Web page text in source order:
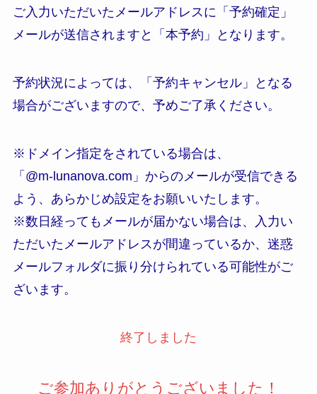
ご入力いただいたメールアドレスに「予約確定」
メールが送信されますと「本予約」となります。
予約状況によっては、「予約キャンセル」となる
場合がございますので、予めご了承ください。
※ドメイン指定をされている場合は、
「@m-lunanova.com」からのメールが受信できる
よう、あらかじめ設定をお願いいたします。
※数日経ってもメールが届かない場合は、入力い
ただいたメールアドレスが間違っているか、迷惑
メールフォルダに振り分けられている可能性がご
ざいます。
終了しました
ご参加ありがとうございました！